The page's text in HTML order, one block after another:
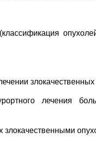
лечения